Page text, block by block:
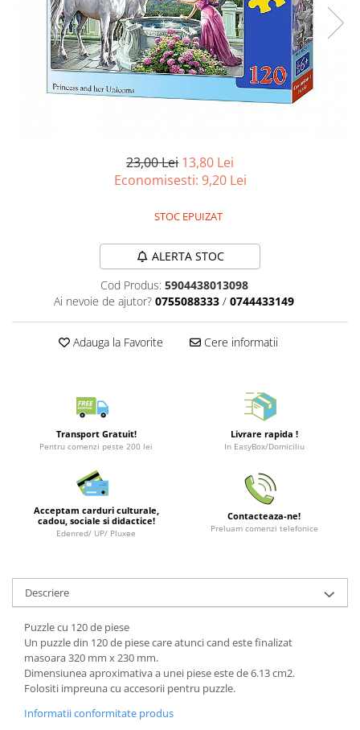
Jocuri cu miniaturi
Battletech
Final Girl - solo game
Miniaturi Arkham Horror
Protectii carti (Sleeves)
Portofolii/ Clasoare pentru carti
The Army Painter
Carti de joc
Alte produse Hobby
Tricouri
Figurine
Plusuri si papusi
Decoratiuni
Carti
Fesuri
Studio Ghibli/My Neighbor
Totoro/Kiki etc
23,00 Lei 13,80 Lei
Economisesti: 9,20 Lei
STOC EPUIZAT
ALERTA STOC
Cod Produs: 5904438013098
Ai nevoie de ajutor? 0755088333 / 0744433149
Adauga la Favorite Cere informatii
Transport Gratuit!
Pentru comenzi peste 200 lei
Livrare rapida !
In EasyBox/Domiciliu
Acceptam carduri culturale,
cadou, sociale si didactice!
Edenred/ UP/ Pluxee
Contacteaza-ne!
Preluam comenzi telefonice
Descriere
Puzzle cu 120 de piese
Un puzzle din 120 de piese care atunci cand este finalizat
masoara 320 mm x 230 mm.
Dimensiunea aproximativa a unei piese este de 6.13 cm2.
Folositi impreuna cu accesorii pentru puzzle.
Informatii conformitate produs